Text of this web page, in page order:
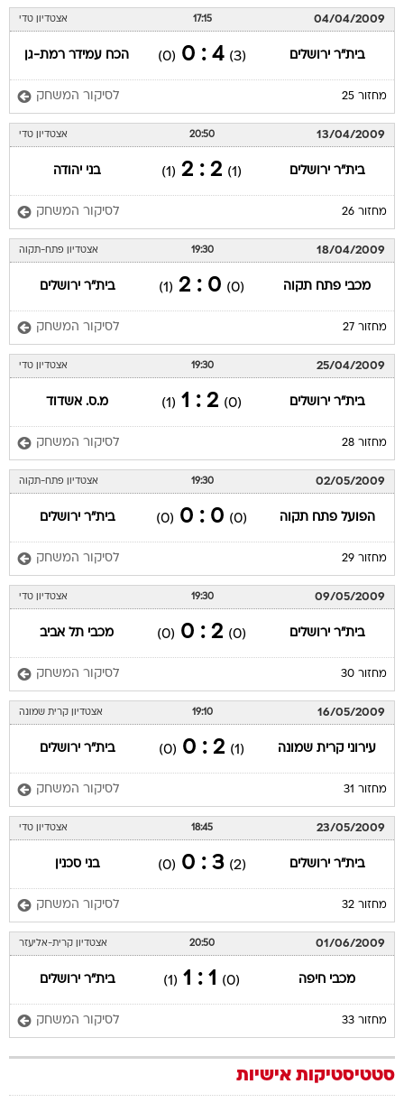
04/04/2009
17:15 אצטדיון טדי
בית"ר ירושלים (3)
4 : 0
(0) הכח עמידר רמת-גן
מחזור 25 לסיקור המשחק
13/04/2009
20:50 אצטדיון טדי
בית"ר ירושלים (1)
2 : 2
(1) בני יהודה
מחזור 26 לסיקור המשחק
18/04/2009
19:30 אצטדיון פתח-תקוה
מכבי פתח תקוה (0)
0 : 2
(1) בית"ר ירושלים
מחזור 27 לסיקור המשחק
25/04/2009
19:30 אצטדיון טדי
בית"ר ירושלים (0)
2 : 1
(1) מ.ס. אשדוד
מחזור 28 לסיקור המשחק
02/05/2009
19:30 אצטדיון פתח-תקוה
הפועל פתח תקוה (0)
0 : 0
(0) בית"ר ירושלים
מחזור 29 לסיקור המשחק
09/05/2009
19:30 אצטדיון טדי
בית"ר ירושלים (0)
2 : 0
(0) מכבי תל אביב
מחזור 30 לסיקור המשחק
16/05/2009
19:10 אצטדיון קרית שמונה
עירוני קרית שמונה (1)
2 : 0
(0) בית"ר ירושלים
מחזור 31 לסיקור המשחק
23/05/2009
18:45 אצטדיון טדי
בית"ר ירושלים (2)
3 : 0
(0) בני סכנין
מחזור 32 לסיקור המשחק
01/06/2009
20:50 אצטדיון קרית-אליעזר
מכבי חיפה (0)
1 : 1
(1) בית"ר ירושלים
מחזור 33 לסיקור המשחק
סטטיסטיקות אישיות